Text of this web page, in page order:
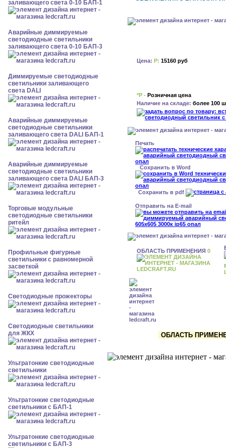
заливающего света 0-10 БАП-1
Аварийные диммируемые
светодиодные светильники
заливающего света 0-10 БАП-3
Диммируемые светодиодные
светильники заливающего
света DALI
Аварийные диммируемые
светодиодные светильники
заливающего света DALI БАП-1
Аварийные диммируемые
светодиодные светильники
заливающего света DALI БАП-3
Торговые модульные
светодиодные светильники
ритейл
Профильные фигурные
светильники с равномерной
засветкой
Светодиодные прожекторы
Светодиодные светильники
для ЖКХ
Ультратонкие светодиодные
светильники
Ультратонкие светодиодные
светильники с БАП-1
Ультратонкие светодиодные
светильники с БАП-3
Цена: Р: 15160 руб
*Р - Розничная цена
Наличие на складе: более 100
Печать
Сохранить в Word
Сохранить в pdf
Отправить на E-mail
ОБЛАСТЬ ПРИМЕНЕНИЯ 0
ОБЛАСТЬ